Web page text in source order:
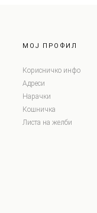
МОЈ ПРОФИЛ
Корисничко инфо
Адреси
Нарачки
Кошничка
Листа на желби